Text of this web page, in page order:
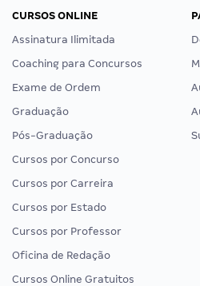
CURSOS ONLINE
Assinatura Ilimitada
Coaching para Concursos
Exame de Ordem
Graduação
Pós-Graduação
Cursos por Concurso
Cursos por Carreira
Cursos por Estado
Cursos por Professor
Oficina de Redação
Cursos Online Gratuitos